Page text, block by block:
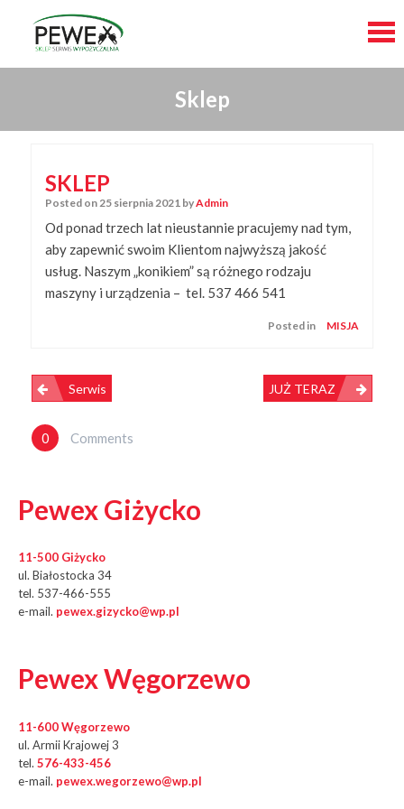
Sklep
SKLEP
Posted on 25 sierpnia 2021 byAdmin
Od ponad trzech lat nieustannie pracujemy nad tym,
aby zapewnić swoim Klientom najwyższą jakość
usług. Naszym „konikiem” są różnego rodzaju
maszyny i urządzenia – tel. 537 466 541
Posted in MISJA
Nawigacja
Wpisu
Serwis JUŻ TERAZ
0 Comments
Pewex Giżycko
11-500 Giżycko
ul. Białostocka 34
tel. 537-466-555
e-mail. pewex.gizycko@wp.pl
Pewex Węgorzewo
11-600 Węgorzewo
ul. Armii Krajowej 3
tel. 576-433-456
e-mail. pewex.wegorzewo@wp.pl